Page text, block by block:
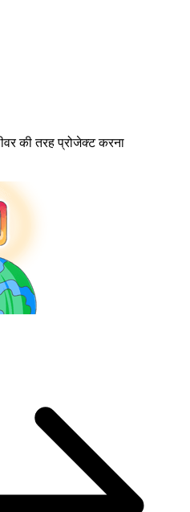
की तरह प्रोजेक्ट करना